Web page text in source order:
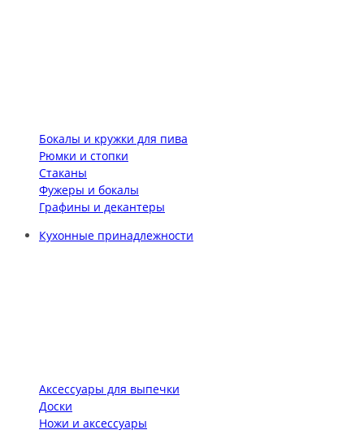
Бокалы и кружки для пива
Рюмки и стопки
Стаканы
Фужеры и бокалы
Графины и декантеры
Кухонные принадлежности
Аксессуары для выпечки
Доски
Ножи и аксессуары